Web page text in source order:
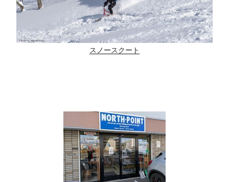
スノースクート